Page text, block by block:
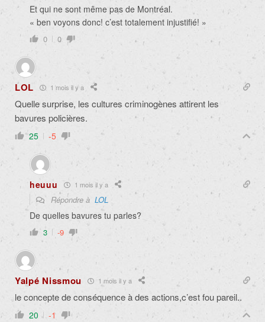
Et qui ne sont même pas de Montréal.
« ben voyons donc! c’est totalement injustifié! »
0 0
LOL 1 mois il y a
Quelle surprise, les cultures criminogènes attirent les
bavures policières.
25 -5
heuuu 1 mois il y a
Répondre à LOL
De quelles bavures tu parles?
3 -9
Yalpé Nissmou 1 mois il y a
le concepte de conséquence à des actions,c’est fou pareil..
20 -1